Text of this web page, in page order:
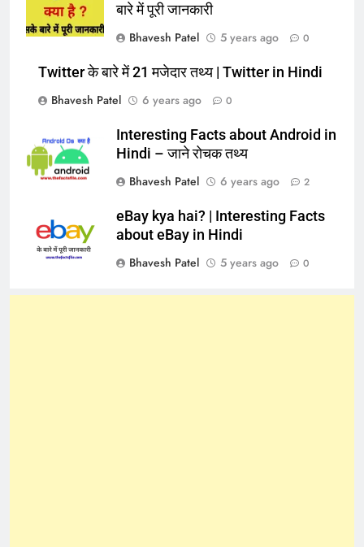
बारे में पूरी जानकारी
Bhavesh Patel
5 years ago 0
Twitter के बारे में 21 मजेदार तथ्य | Twitter in Hindi
Bhavesh Patel
6 years ago 0
Interesting Facts about Android in
Hindi – जाने रोचक तथ्य
Bhavesh Patel
6 years ago 2
eBay kya hai? | Interesting Facts
about eBay in Hindi
Bhavesh Patel
5 years ago 0